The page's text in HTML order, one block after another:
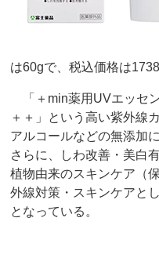
は60gで、税込価格は1738
「＋min薬用UVエッセ
＋＋」という高い紫外線
アルコールなどの無添加
さらに、しわ改善・美白
植物由来のスキンケア（
外線対策・スキンケアと
となっている。